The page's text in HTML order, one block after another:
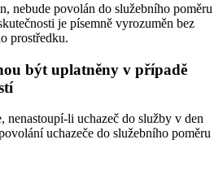
nebude povolán do služebního poměru
je písemně vyrozuměn bez
prostředku.
být uplatněny v případě
nenastoupí-li uchazeč do služby v den
uchazeče do služebního poměru